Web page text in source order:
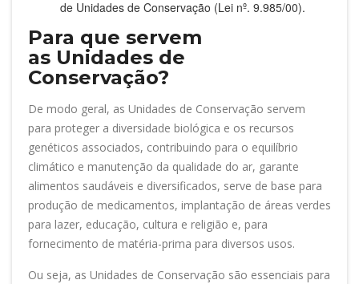
de Unidades de Conservação (Lei nº. 9.985/00).
Para que servem
as Unidades de
Conservação?
De modo geral, as Unidades de Conservação servem
para proteger a diversidade biológica e os recursos
genéticos associados, contribuindo para o equilíbrio
climático e manutenção da qualidade do ar, garante
alimentos saudáveis e diversificados, serve de base para
produção de medicamentos, implantação de áreas verdes
para lazer, educação, cultura e religião e, para
fornecimento de matéria-prima para diversos usos.
Ou seja, as Unidades de Conservação são essenciais para